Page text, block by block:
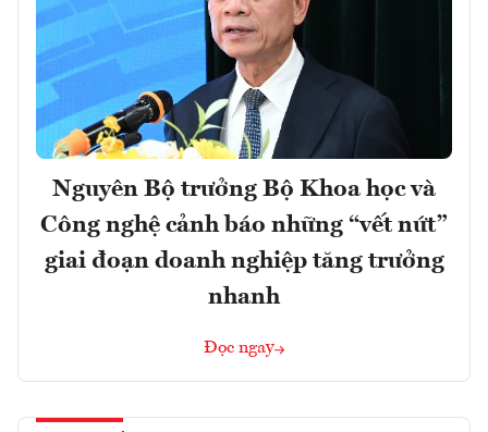
Nguyên Bộ trưởng Bộ Khoa học và
Công nghệ cảnh báo những “vết nứt”
giai đoạn doanh nghiệp tăng trưởng
nhanh
Đọc ngay